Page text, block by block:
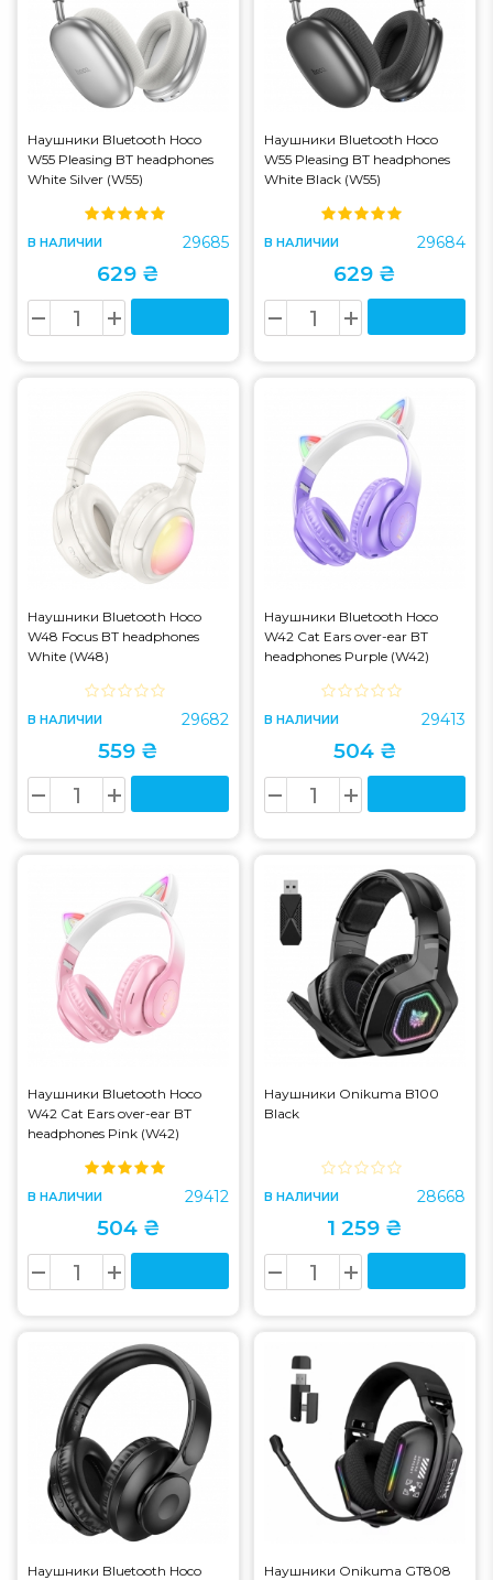
Наушники Bluetooth Hoco
W55 Pleasing BT headphones
White Silver (W55)
В НАЛИЧИИ 29685
629 ₴
Наушники Bluetooth Hoco
W55 Pleasing BT headphones
White Black (W55)
В НАЛИЧИИ 29684
629 ₴
Наушники Bluetooth Hoco
W48 Focus BT headphones
White (W48)
В НАЛИЧИИ 29682
559 ₴
Наушники Bluetooth Hoco
W42 Cat Ears over-ear BT
headphones Purple (W42)
В НАЛИЧИИ 29413
504 ₴
Наушники Bluetooth Hoco
W42 Cat Ears over-ear BT
headphones Pink (W42)
В НАЛИЧИИ 29412
504 ₴
Наушники Onikuma B100
Black
В НАЛИЧИИ 28668
1 259 ₴
Наушники Bluetooth Hoco
Наушники Onikuma GT808